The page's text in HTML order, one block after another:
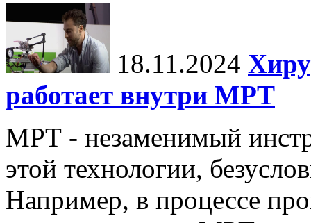
18.11.2024
работает внутри МРТ
МРТ - незаменимый
этой технологии,
Например, в процессе